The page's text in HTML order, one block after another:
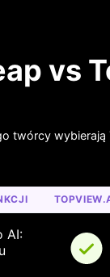
vs
twórcy wybierają
AI: